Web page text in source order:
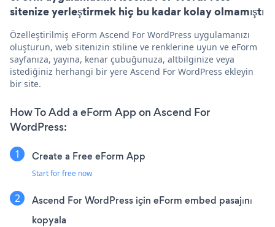
sitenize yerleştirmek hiç bu kadar kolay olmamıştı
Özelleştirilmiş eForm Ascend For WordPress uygulamanızı
oluşturun, web sitenizin stiline ve renklerine uyun ve eForm
sayfanıza, yayına, kenar çubuğunuza, altbilginize veya
istediğiniz herhangi bir yere Ascend For WordPress ekleyin
bir site.
How To Add a eForm App on Ascend For
WordPress:
Create a Free eForm App
Start for free now
Ascend For WordPress için eForm embed pasajını
kopyala